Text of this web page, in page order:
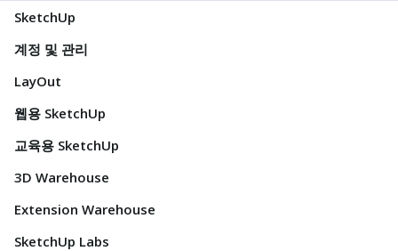
SketchUp
계정 및 관리
LayOut
웹용 SketchUp
교육용 SketchUp
3D Warehouse
Extension Warehouse
SketchUp Labs